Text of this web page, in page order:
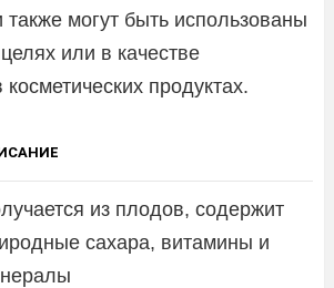
могут быть использованы
или в качестве
продуктах.
из плодов, содержит
сахара, витамины и